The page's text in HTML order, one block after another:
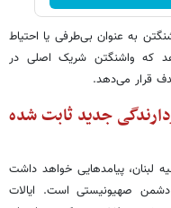
به عنوان بی‌طرفی یا احتیاط
که واشنگتن شریک اصلی در
قرار می‌دهد.
جدید ثابت شده
لبنان، پیامدهایی خواهد داشت
دشمن صهیونیستی است. ایالات